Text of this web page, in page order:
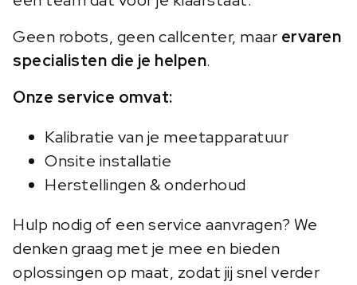
Geen robots, geen callcenter, maar ervaren
specialisten die je helpen.
Onze service omvat:
Kalibratie van je meetapparatuur
Onsite installatie
Herstellingen & onderhoud
Hulp nodig of een service aanvragen? We
denken graag met je mee en bieden
oplossingen op maat, zodat jij snel verder